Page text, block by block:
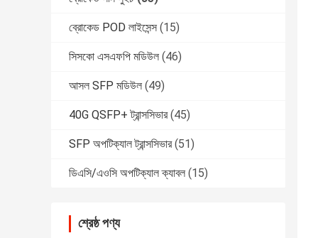
ব্রোকেড POD লাইসেন্স (15)
সিসকো এসএফপি মডিউল (46)
আসল SFP মডিউল (49)
40G QSFP+ ট্রান্সসিভার (45)
SFP অপটিক্যাল ট্রান্সসিভার (51)
ডিএসি/এওসি অপটিক্যাল ক্যাবল (15)
শ্রেষ্ঠ পণ্য